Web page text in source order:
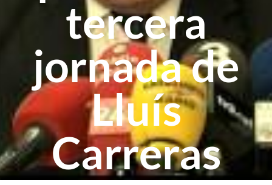
tercera
jornada de
Lluís
Carreras